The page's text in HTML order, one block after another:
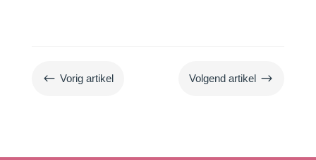
# Vorig artikel Volgend artikel $